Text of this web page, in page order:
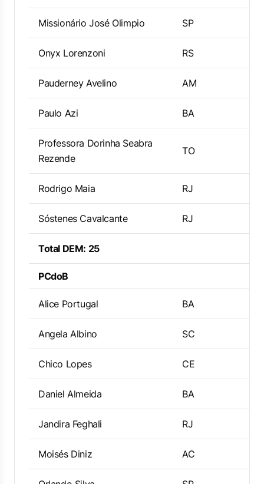
Missionário José Olimpio SP
Onyx Lorenzoni RS
Pauderney Avelino AM
Paulo Azi BA
Professora Dorinha Seabra
Rezende
TO
Rodrigo Maia RJ
Sóstenes Cavalcante RJ
Total DEM: 25
PCdoB
Alice Portugal BA
Angela Albino SC
Chico Lopes CE
Daniel Almeida BA
Jandira Feghali RJ
Moisés Diniz AC